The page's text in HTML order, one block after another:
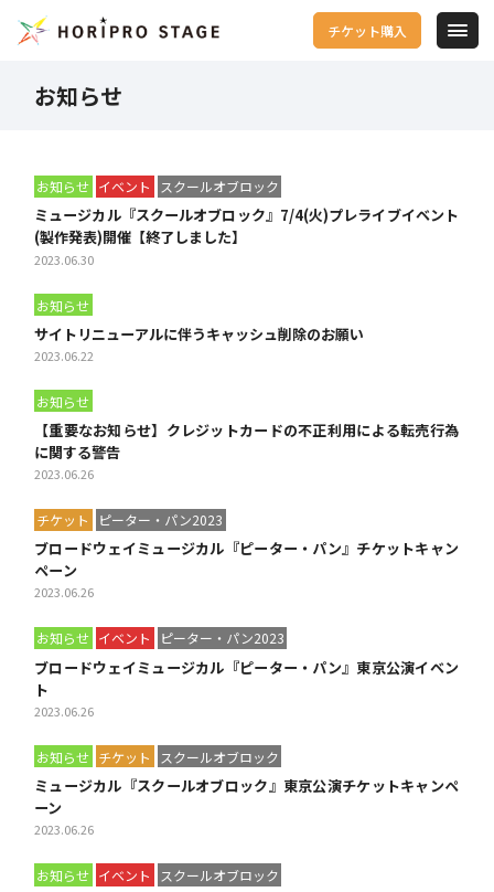
チケット購入
お知らせ
お知らせ イベント スクールオブロック
ミュージカル『スクールオブロック』7/4(火)プレライブイベント
(製作発表)開催【終了しました】
2023.06.30
お知らせ
サイトリニューアルに伴うキャッシュ削除のお願い
2023.06.22
お知らせ
【重要なお知らせ】クレジットカードの不正利用による転売行為
に関する警告
2023.06.26
チケット ピーター・パン2023
ブロードウェイミュージカル『ピーター・パン』チケットキャン
ペーン
2023.06.26
お知らせ イベント ピーター・パン2023
ブロードウェイミュージカル『ピーター・パン』東京公演イベン
ト
2023.06.26
お知らせ チケット スクールオブロック
ミュージカル『スクールオブロック』東京公演チケットキャンペ
ーン
2023.06.26
お知らせ イベント スクールオブロック